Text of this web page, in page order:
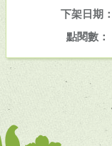
下架日期：
點閱數：